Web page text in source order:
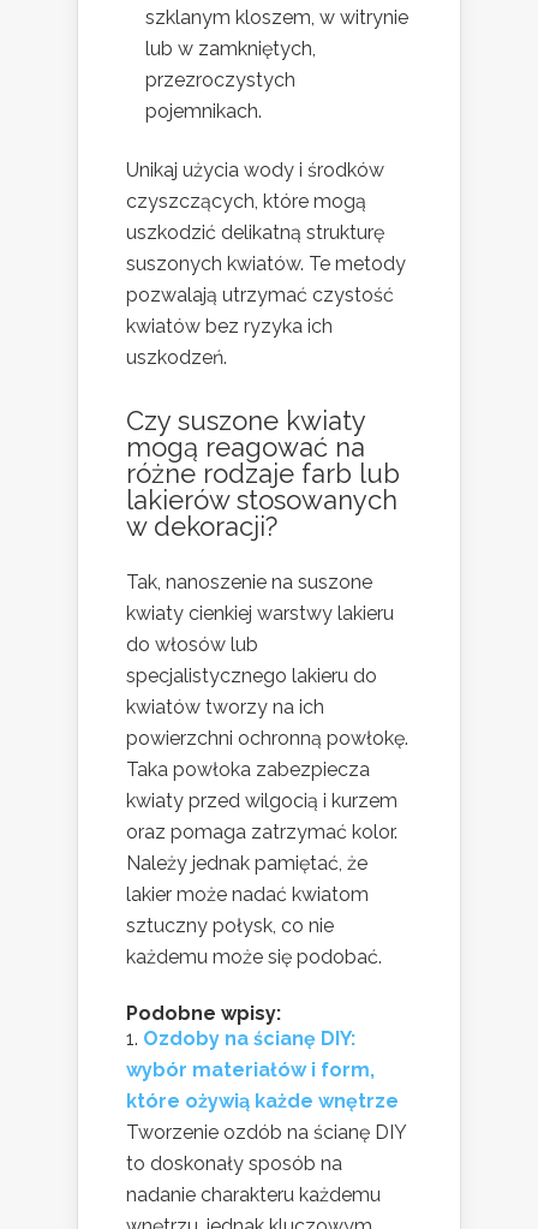
szklanym kloszem, w witrynie
lub w zamkniętych,
przezroczystych
pojemnikach.
Unikaj użycia wody i środków
czyszczących, które mogą
uszkodzić delikatną strukturę
suszonych kwiatów. Te metody
pozwalają utrzymać czystość
kwiatów bez ryzyka ich
uszkodzeń.
Czy suszone kwiaty
mogą reagować na
różne rodzaje farb lub
lakierów stosowanych
w dekoracji?
Tak, nanoszenie na suszone
kwiaty cienkiej warstwy lakieru
do włosów lub
specjalistycznego lakieru do
kwiatów tworzy na ich
powierzchni ochronną powłokę.
Taka powłoka zabezpiecza
kwiaty przed wilgocią i kurzem
oraz pomaga zatrzymać kolor.
Należy jednak pamiętać, że
lakier może nadać kwiatom
sztuczny połysk, co nie
każdemu może się podobać.
Podobne wpisy:
Ozdoby na ścianę DIY:
wybór materiałów i form,
które ożywią każde wnętrze
Tworzenie ozdób na ścianę DIY
to doskonały sposób na
nadanie charakteru każdemu